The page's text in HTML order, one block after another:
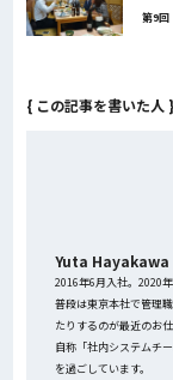
第9
{ この記事を書いた人 }
Yuta Hayakawa
2016年6月入社。2020
普段は東京本社で管理
たりするのが最近のお仕
自称「社内システムチ
を過ごしています。